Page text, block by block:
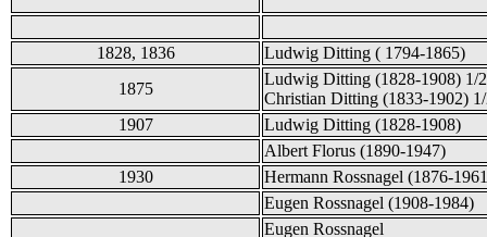
1828, 1836
Ludwig Ditting ( 1794-1865)
1875
Ludwig Ditting (1828-1908) 1/
Christian Ditting (1833-1902)
1907
Ludwig Ditting (1828-1908)
Albert Florus (1890-1947)
1930
Hermann Rossnagel (1876-
Eugen Rossnagel (1908-1984)
Eugen Rossnagel